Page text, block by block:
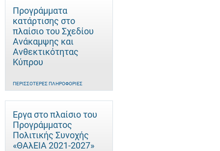
Προγράμματα
κατάρτισης στο
πλαίσιο του Σχεδίου
Ανάκαμψης και
Ανθεκτικότητας
Κύπρου
ΠΕΡΙΣΣΌΤΕΡΕΣ ΠΛΗΡΟΦΟΡΊΕΣ
Έργα στο πλαίσιο του
Προγράμματος
Πολιτικής Συνοχής
«ΘΑλΕΙΑ 2021-2027»